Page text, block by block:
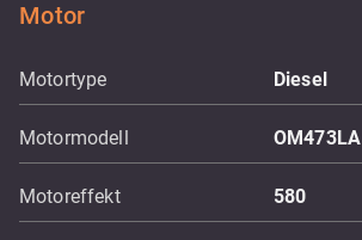
Motor
Motortype Diesel
Motormodell OM473LA
Motoreffekt 580